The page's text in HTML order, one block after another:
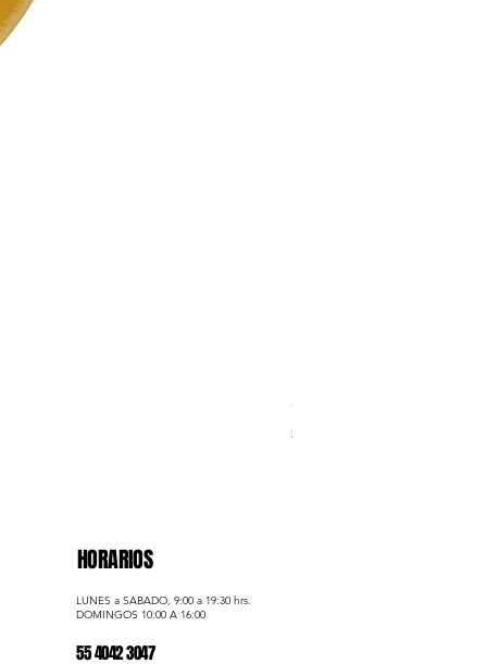
Golden Statement – Trío
Precio
$1,040.00
HORARIOS
LUNES a SABADO, 9:00 a 19:30 hrs.
​DOMINGOS 10:00 A 16:00
55 4042 3047